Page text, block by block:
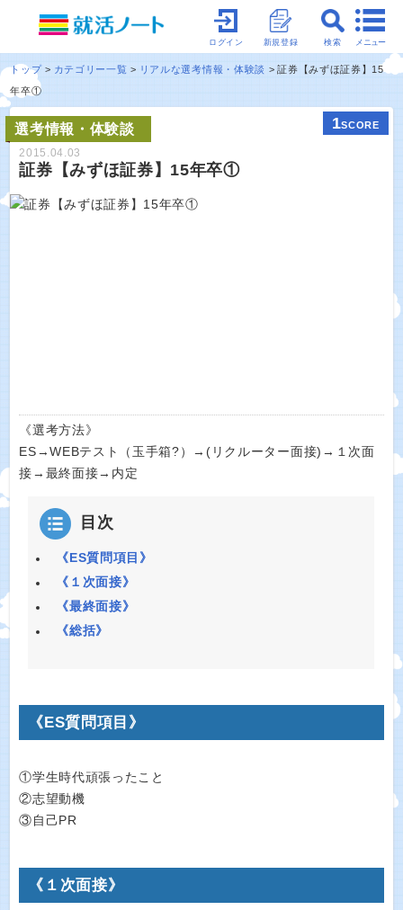
メニュー
検索
新規登録
ログイン
トップ カテゴリー一覧 リアルな選考情報・体験談
証券【みずほ証券】15
年卒①
選考情報・体験談 1SCORE
2015.04.03
証券【みずほ証券】15年卒①
《選考方法》
ES→WEBテスト（玉手箱?）→(リクルーター面接)→１次面
接→最終面接→内定
目次
《ES質問項目》
《１次面接》
《最終面接》
《総括》
《ES質問項目》
①学生時代頑張ったこと
②志望動機
③自己PR
《１次面接》